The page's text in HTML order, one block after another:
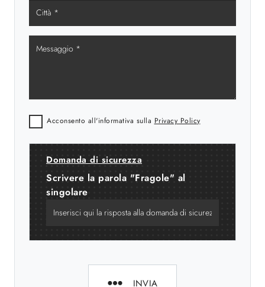
Acconsento all'informativa sulla Privacy Policy
Domanda di sicurezza
Scrivere la parola "Fragole" al
singolare
INVIA